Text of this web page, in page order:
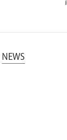
NEWS